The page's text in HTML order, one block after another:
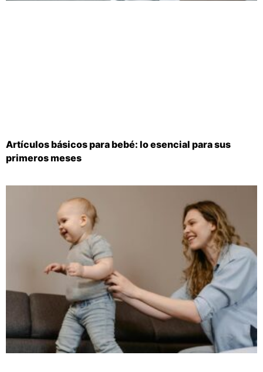
Artículos básicos para bebé: lo esencial para sus
primeros meses